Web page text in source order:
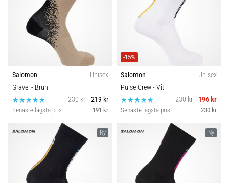
efter
löpning
alla
löpare
minst
en
Kollektion
Hållbarhet
Salomon
Unisex
Gravel - Brun
230 kr
219 kr
Senaste lägsta pris 191 kr
-15%
Salomon
Unisex
Pulse Crew- Vit
230 kr
196 kr
Senaste lägsta pris 230 kr
Ny Ny